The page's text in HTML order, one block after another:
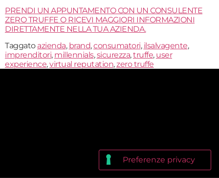
PRENDI UN APPUNTAMENTO CON UN CONSULENTE
ZERO TRUFFE O RICEVI MAGGIORI INFORMAZIONI
DIRETTAMENTE NELLA TUA AZIENDA.
Taggato azienda, brand,consumatori, ilsalvagente,
imprenditori, millennials,sicurezza,truffe, user
experience,virtual reputation,zero truffe